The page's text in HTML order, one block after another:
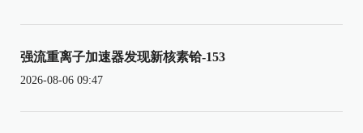
强流重离子加速器发现新核素铪-153
2026-08-06 09:47